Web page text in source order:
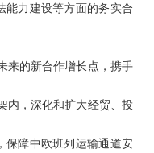
能力建设等方面的务实合
来的新合作增长点，携手
内，深化和扩大经贸、投
保障中欧班列运输通道安